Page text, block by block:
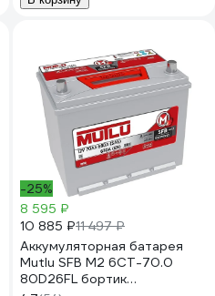
-25%
8 595 ₽
10 885 ₽11 497 ₽
Аккумуляторная батарея
Mutlu SFB M2 6СТ-70.0
80D26FL бортик